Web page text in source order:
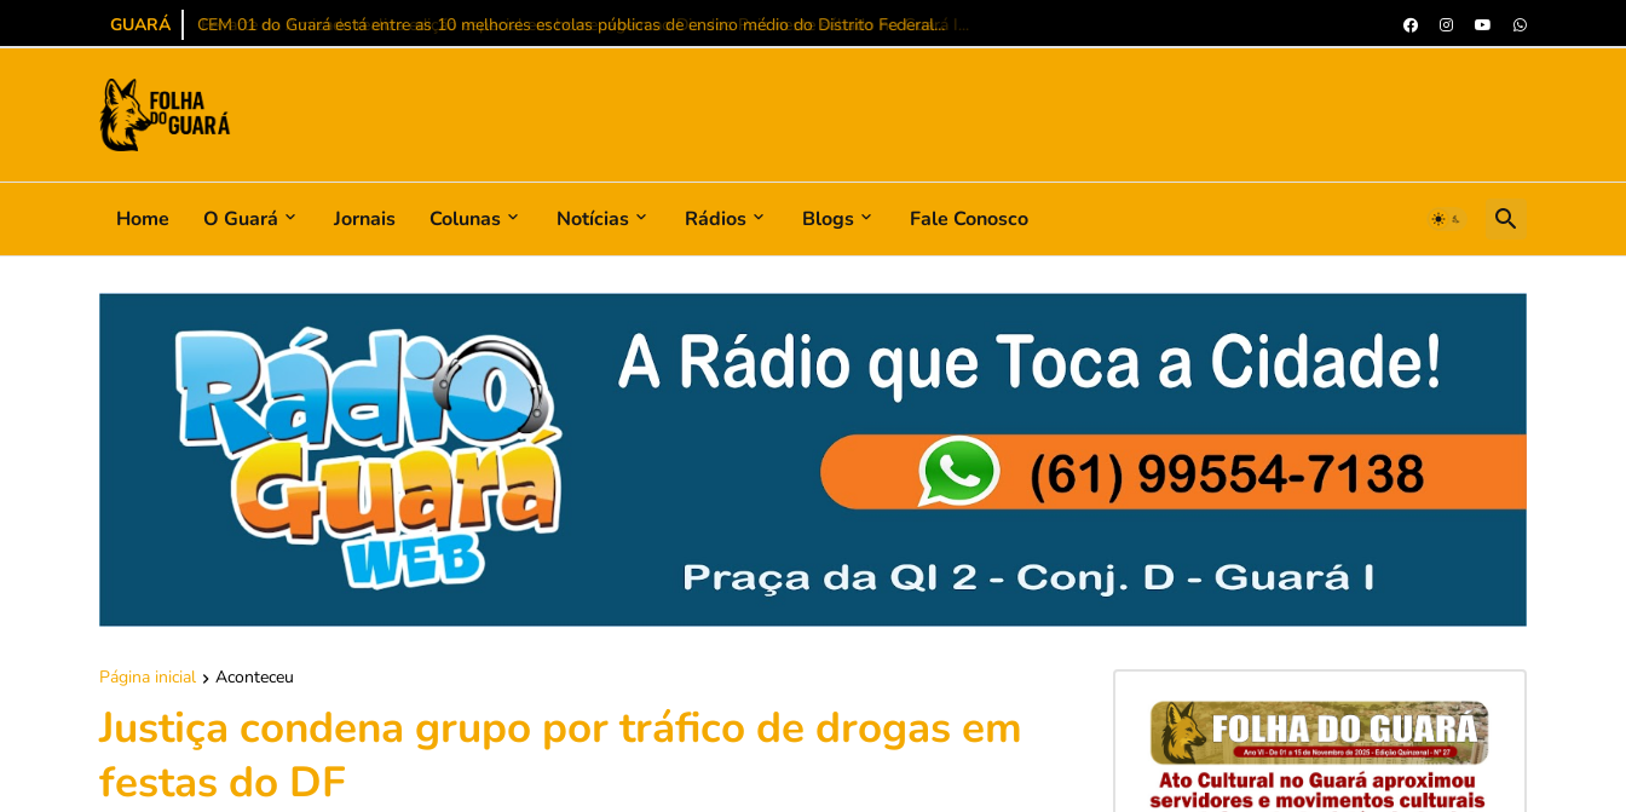
GUARÁ CEM 01 do Guará está entre as 10 melhores escolas públicas de ensino médio do Distrito Federal...
Home O Guará Jornais Colunas Notícias Rádios Blogs Fale Conosco
Página inicial Aconteceu
Justiça condena grupo por tráfico de drogas em
festas do DF